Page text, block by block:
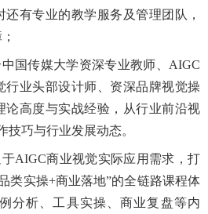
有专业的教学服务及管理团队，
；
国传媒大学资深专业教师、AIGC
行业头部设计师、资深品牌视觉操
论高度与实战经验，从行业前沿视
巧与行业发展动态。
于AIGC商业视觉实际应用需求，打
类实操+商业落地”的全链路课程体
分析、工具实操、商业复盘等内